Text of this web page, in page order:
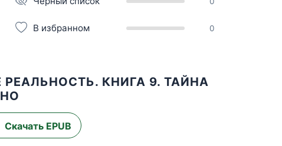
В избранном 0
КНИГА 9. ТАЙНА
Скачать EPUB